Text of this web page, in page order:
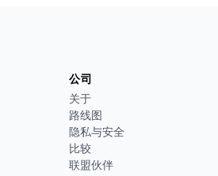
公司
关于
路线图
隐私与安全
比较
联盟伙伴